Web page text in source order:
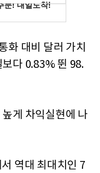
화 대비 달러 가치
다 0.83% 뛴 98.
게 차익실현에 나
역대 최대치인 7